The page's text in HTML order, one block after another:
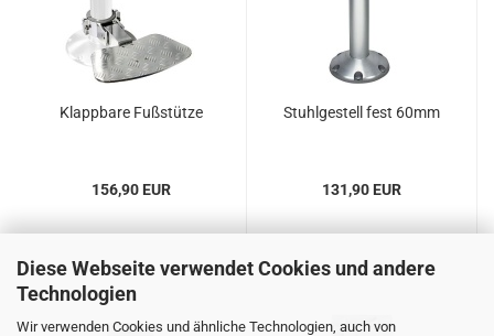
Diese Webseite verwendet Cookies und andere
Technologien
Wir verwenden Cookies und ähnliche Technologien, auch von
Klapp­ba­re Fuß­stüt­ze
156,90 EUR
Stuhl­ge­stell fest 60mm
131,90 EUR